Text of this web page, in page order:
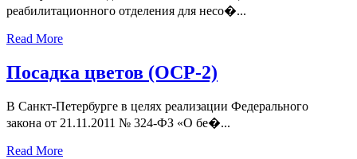
реабилитационного отделения для несо�...
Read More
Посадка цветов (ОСР-2)
В Санкт-Петербурге в целях реализации Федерального
закона от 21.11.2011 № 324-ФЗ «О бе�...
Read More